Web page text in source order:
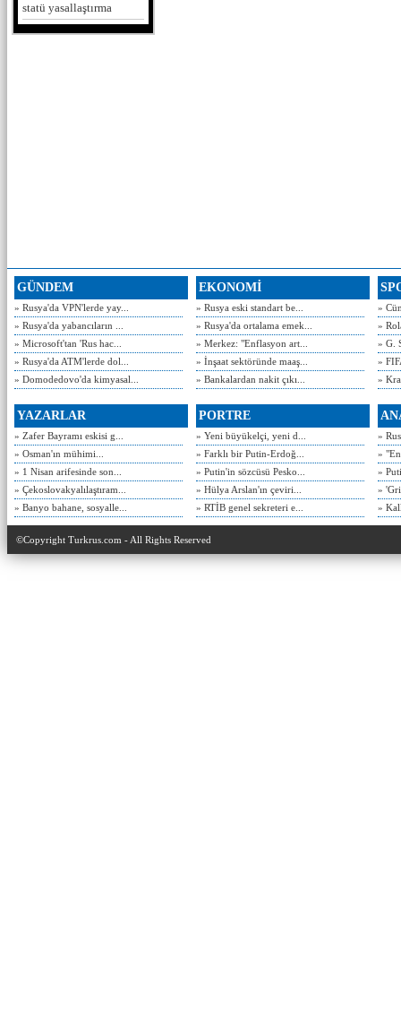
statü yasallaştırma
GÜNDEM
» Rusya'da VPN'lerde yay...
» Rusya'da yabancıların ...
» Microsoft'tan 'Rus hac...
» Rusya'da ATM'lerde dol...
» Domodedovo'da kimyasal...
EKONOMİ
» Rusya eski standart be...
» Rusya'da ortalama emek...
» Merkez: "Enflasyon art...
» İnşaat sektöründe maaş...
» Bankalardan nakit çıkı...
»
»
» G.
»
»
YAZARLAR
» Zafer Bayramı eskisi g...
» Osman'ın mühimi...
» 1 Nisan arifesinde son...
» Çekoslovakyalılaştıram...
» Banyo bahane, sosyalle...
PORTRE
» Yeni büyükelçi, yeni d...
» Farklı bir Putin-Erdoğ...
» Putin'in sözcüsü Pesko...
» Hülya Arslan'ın çeviri...
» RTİB genel sekreteri e...
»
»
»
»
»
©Copyright Turkrus.com - All Rights Reserved